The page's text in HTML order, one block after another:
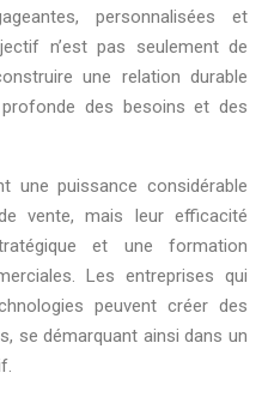
personnalisées et
n’est pas seulement de
une relation durable
des besoins et des
une puissance considérable
vente, mais leur efficacité
et une formation
Les entreprises qui
peuvent créer des
se démarquant ainsi dans un